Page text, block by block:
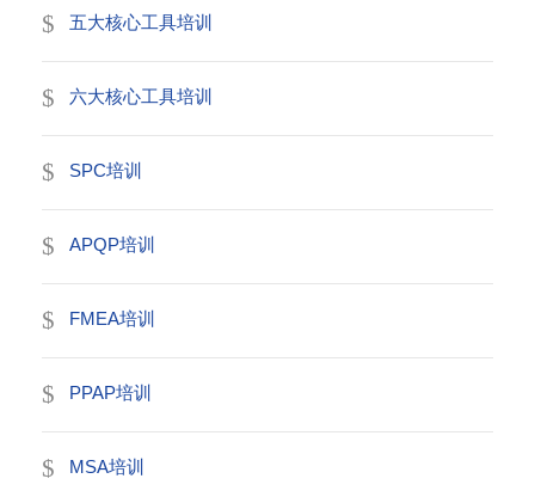
五大核心工具培训
六大核心工具培训
SPC培训
APQP培训
FMEA培训
PPAP培训
MSA培训